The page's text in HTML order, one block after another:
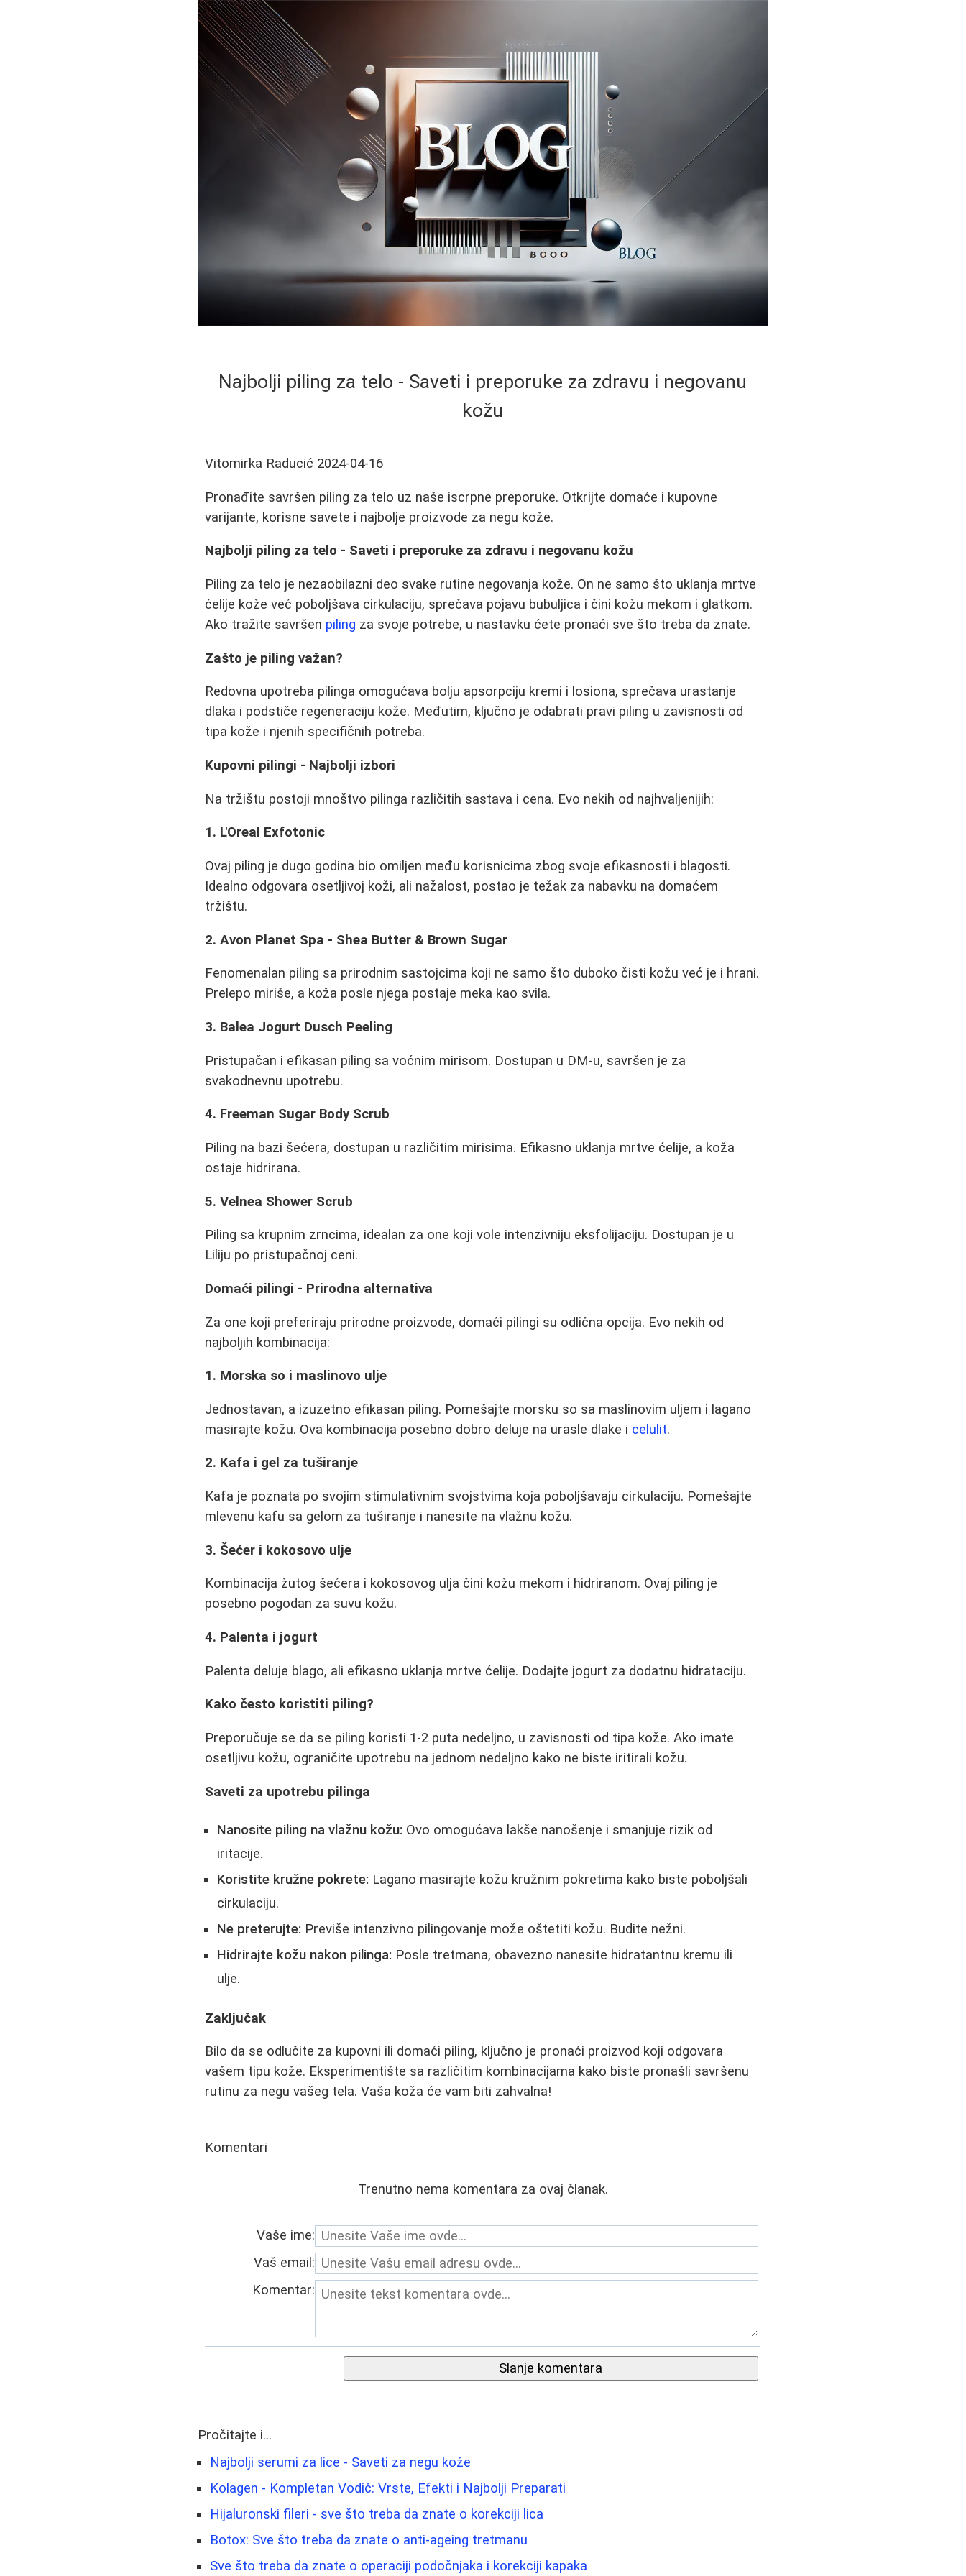
Najbolji piling za telo - Saveti i preporuke za zdravu i negovanu
kožu
Vitomirka Raducić 2024-04-16
Pronađite savršen piling za telo uz naše iscrpne preporuke. Otkrijte domaće i kupovne
varijante, korisne savete i najbolje proizvode za negu kože.
Najbolji piling za telo - Saveti i preporuke za zdravu i negovanu kožu
Piling za telo je nezaobilazni deo svake rutine negovanja kože. On ne samo što uklanja mrtve
ćelije kože već poboljšava cirkulaciju, sprečava pojavu bubuljica i čini kožu mekom i glatkom.
Ako tražite savršen piling za svoje potrebe, u nastavku ćete pronaći sve što treba da znate.
Zašto je piling važan?
Redovna upotreba pilinga omogućava bolju apsorpciju kremi i losiona, sprečava urastanje
dlaka i podstiče regeneraciju kože. Međutim, ključno je odabrati pravi piling u zavisnosti od
tipa kože i njenih specifičnih potreba.
Kupovni pilingi - Najbolji izbori
Na tržištu postoji mnoštvo pilinga različitih sastava i cena. Evo nekih od najhvaljenijih:
1. L'Oreal Exfotonic
Ovaj piling je dugo godina bio omiljen među korisnicima zbog svoje efikasnosti i blagosti.
Idealno odgovara osetljivoj koži, ali nažalost, postao je težak za nabavku na domaćem
tržištu.
2. Avon Planet Spa - Shea Butter & Brown Sugar
Fenomenalan piling sa prirodnim sastojcima koji ne samo što duboko čisti kožu već je i hrani.
Prelepo miriše, a koža posle njega postaje meka kao svila.
3. Balea Jogurt Dusch Peeling
Pristupačan i efikasan piling sa voćnim mirisom. Dostupan u DM-u, savršen je za
svakodnevnu upotrebu.
4. Freeman Sugar Body Scrub
Piling na bazi šećera, dostupan u različitim mirisima. Efikasno uklanja mrtve ćelije, a koža
ostaje hidrirana.
5. Velnea Shower Scrub
Piling sa krupnim zrncima, idealan za one koji vole intenzivniju eksfolijaciju. Dostupan je u
Liliju po pristupačnoj ceni.
Domaći pilingi - Prirodna alternativa
Za one koji preferiraju prirodne proizvode, domaći pilingi su odlična opcija. Evo nekih od
najboljih kombinacija:
1. Morska so i maslinovo ulje
Jednostavan, a izuzetno efikasan piling. Pomešajte morsku so sa maslinovim uljem i lagano
masirajte kožu. Ova kombinacija posebno dobro deluje na urasle dlake i celulit.
2. Kafa i gel za tuširanje
Kafa je poznata po svojim stimulativnim svojstvima koja poboljšavaju cirkulaciju. Pomešajte
mlevenu kafu sa gelom za tuširanje i nanesite na vlažnu kožu.
3. Šećer i kokosovo ulje
Kombinacija žutog šećera i kokosovog ulja čini kožu mekom i hidriranom. Ovaj piling je
posebno pogodan za suvu kožu.
4. Palenta i jogurt
Palenta deluje blago, ali efikasno uklanja mrtve ćelije. Dodajte jogurt za dodatnu hidrataciju.
Kako često koristiti piling?
Preporučuje se da se piling koristi 1-2 puta nedeljno, u zavisnosti od tipa kože. Ako imate
osetljivu kožu, ograničite upotrebu na jednom nedeljno kako ne biste iritirali kožu.
Saveti za upotrebu pilinga
Nanosite piling na vlažnu kožu: Ovo omogućava lakše nanošenje i smanjuje rizik od
iritacije.
Koristite kružne pokrete: Lagano masirajte kožu kružnim pokretima kako biste poboljšali
cirkulaciju.
Ne preterujte: Previše intenzivno pilingovanje može oštetiti kožu. Budite nežni.
Hidrirajte kožu nakon pilinga: Posle tretmana, obavezno nanesite hidratantnu kremu ili
ulje.
Zaključak
Bilo da se odlučite za kupovni ili domaći piling, ključno je pronaći proizvod koji odgovara
vašem tipu kože. Eksperimentište sa različitim kombinacijama kako biste pronašli savršenu
rutinu za negu vašeg tela. Vaša koža će vam biti zahvalna!
Komentari
Trenutno nema komentara za ovaj članak.
Vaše ime:
Vaš email:
Komentar:
Slanje komentara
Pročitajte i...
Najbolji serumi za lice - Saveti za negu kože
Kolagen - Kompletan Vodič: Vrste, Efekti i Najbolji Preparati
Hijaluronski fileri - sve što treba da znate o korekciji lica
Botox: Sve što treba da znate o anti-ageing tretmanu
Sve što treba da znate o operaciji podočnjaka i korekciji kapaka